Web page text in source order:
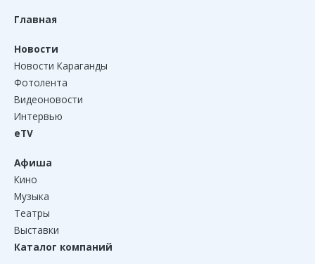
Главная
Новости
Новости Караганды
Фотолента
Видеоновости
Интервью
eTV
Афиша
Кино
Музыка
Театры
Выставки
Каталог компаний